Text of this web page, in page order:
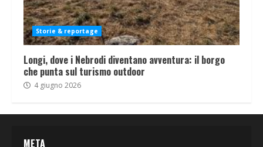
Storie & reportage
Longi, dove i Nebrodi diventano avventura: il borgo
che punta sul turismo outdoor
4 giugno 2026
META